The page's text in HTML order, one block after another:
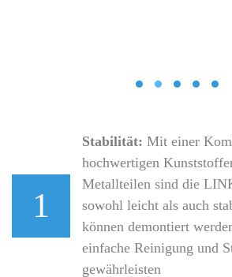
slider05slider02slider01
slider03
1
Stabilität: Mit einer
hochwertigen
Metallteilen sind die
sowohl leicht als auch
können demontiert
einfache Reinigung und
gewährleisten